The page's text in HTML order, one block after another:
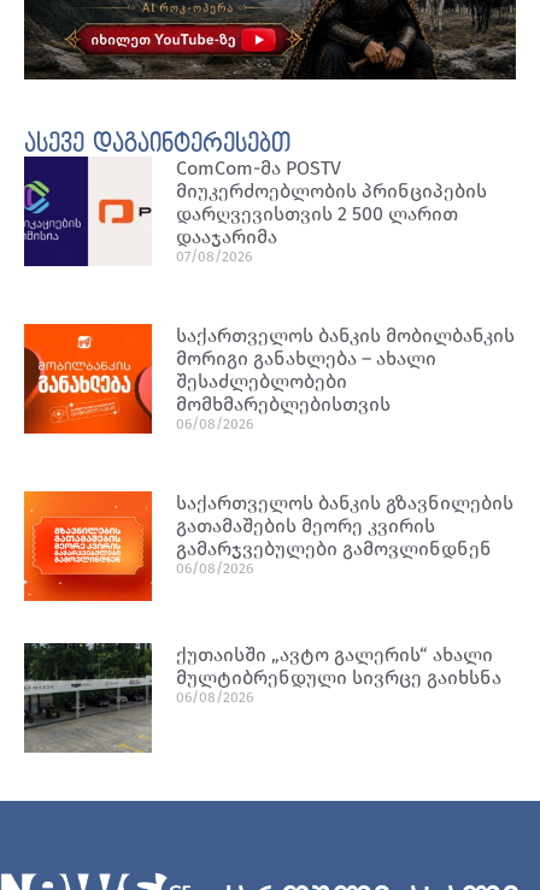
ასევე დაგაინტერესებთ
ComCom-მა POSTV
მიუკერძოებლობის პრინციპების
დარღვევისთვის 2 500 ლარით
დააჯარიმა
07/08/2026
საქართველოს ბანკის მობილბანკის
მორიგი განახლება – ახალი
შესაძლებლობები
მომხმარებლებისთვის
06/08/2026
საქართველოს ბანკის გზავნილების
გათამაშების მეორე კვირის
გამარჯვებულები გამოვლინდნენ
06/08/2026
ქუთაისში „ავტო გალერის“ ახალი
მულტიბრენდული სივრცე გაიხსნა
06/08/2026